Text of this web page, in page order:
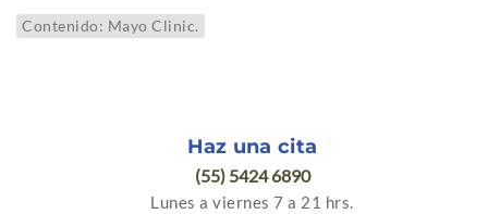
Contenido: Mayo Clinic.
Haz una cita
(55) 5424 6890
Lunes a viernes 7 a 21 hrs.